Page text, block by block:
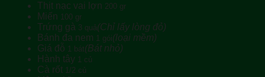
Thịt nạc vai lợn 200 gr
Miến 100 gr
Trứng gà 3 quả(Chỉ lấy lòng đỏ)
Bánh đa nem 1 gói(loại mềm)
Giá đỗ 1 bát(Bát nhỏ)
Hành tây 1 củ
Cà rốt 1/2 củ